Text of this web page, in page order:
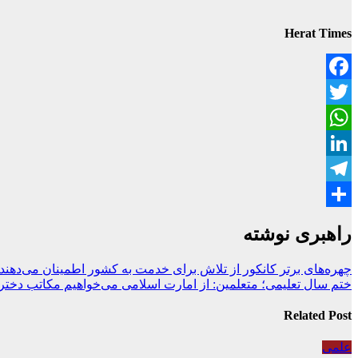
Herat Times
Facebook
Twitter
WhatsApp
LinkedIn
Telegram
راهبری نوشته
چهره‌های برتر کانکور از تلاش برای خدمت به کشور اطمینان می‌دهند
ختم سال تعلیمی؛ متعلمین: از امارت اسلامی می‌خواهیم مکاتب
Related Post
علمی